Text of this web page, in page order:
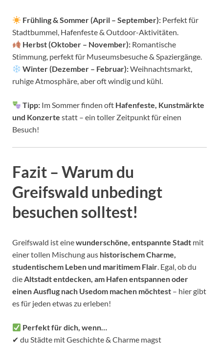
Frühling & Sommer (April – September): Perfekt für
Stadtbummel, Hafenfeste & Outdoor-Aktivitäten.
Herbst (Oktober – November): Romantische
Stimmung, perfekt für Museumsbesuche & Spaziergänge.
Winter (Dezember – Februar):Weihnachtsmarkt,
ruhige Atmosphäre, aber oft windig und kühl.
Tipp: Im Sommer finden oft Hafenfeste, Kunstmärkte
und Konzerte statt – ein toller Zeitpunkt für einen
Besuch!
Fazit – Warum du
Greifswald unbedingt
besuchen solltest!
Greifswald ist einewunderschöne, entspannte Stadt mit
einer tollen Mischung aus historischem Charme,
studentischem Leben und maritimem Flair. Egal, ob du
dieAltstadt entdecken, am Hafen entspannen oder
einen Ausflug nach Usedom machen möchtest – hier gibt
es für jeden etwas zu erleben!
Perfekt für dich, wenn…
✔ du Städte mit Geschichte & Charme magst